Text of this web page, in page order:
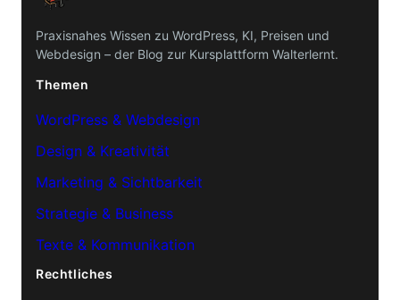
Praxisnahes Wissen zu WordPress, KI, Preisen und
Webdesign – der Blog zur Kursplattform Walterlernt.
Themen
WordPress & Webdesign
Design & Kreativität
Marketing & Sichtbarkeit
Strategie & Business
Texte & Kommunikation
Rechtliches